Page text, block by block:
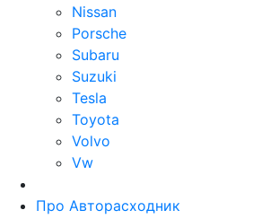
Nissan
Porsche
Subaru
Suzuki
Tesla
Toyota
Volvo
Vw
Про Авторасходник